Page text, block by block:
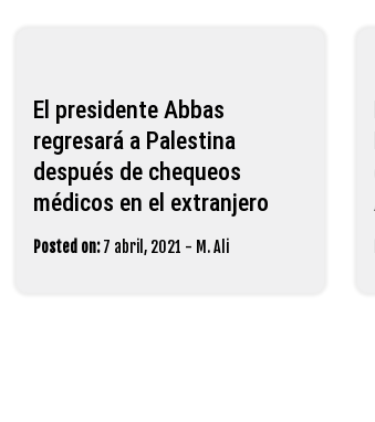
El presidente Abbas
regresará a Palestina
después de chequeos
médicos en el extranjero
Posted on: 7 abril, 2021 - M. Ali